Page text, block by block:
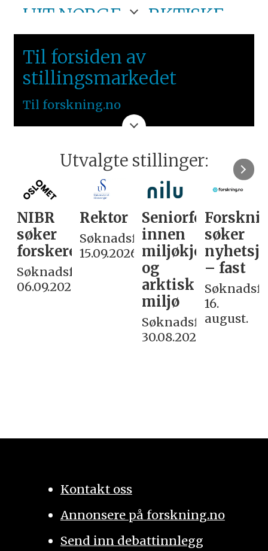
UIT NORGES ARKTISKE
UNIVERSITET
NORD-NORGE
Til forsiden av
stillingsmarkedet
Til forskning.no
Utvalgte stillinger:
NIBR
søker
forskere
Søknadsfrist:
06.09.2026
Rektor
Søknadsfrist:
15.09.2026
Seniorforsker
innen
miljøkjemi
og
arktisk
miljø
Søknadsfrist:
30.08.2026
søker
– fast
16.
august.
Kontakt oss
Annonsere på forskning.no
Send inn debattinnlegg